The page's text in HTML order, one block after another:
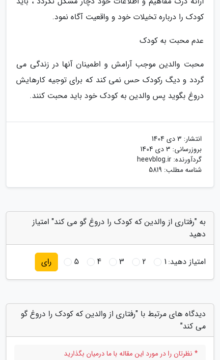
کودک را درباره تخیلات خود و واقعیت آگاه نمود.
عدم محبت به کودک
محبت والدین موجب آرامش و اطمینان آنها در زندگی می
گردد و دیگ رکودک حس نمی کند که برای توجیه کارهایش
دروغ بگوید پس والدین به کودک خود باید محبت کنند.
انتشار: 3 دی 1404
بروزرسانی: 3 دی 1404
گردآورنده: heevblog.ir
شناسه مطلب: 5819
به "رفتاری از والدین که کودک را دروغ گو می کند" امتیاز
دهید
امتیاز دهید:1
2
3
4
5 رای
دیدگاه های مرتبط با "رفتاری از والدین که کودک را دروغ گو
می کند"
* نظرتان را در مورد این مقاله با ما درمیان بگذارید